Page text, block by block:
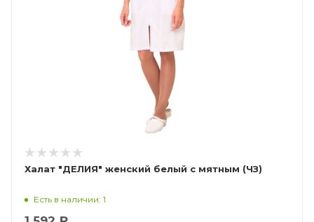
Халат "ДЕЛИЯ" женский белый с мятным (ЧЗ)
Есть в наличии: 1